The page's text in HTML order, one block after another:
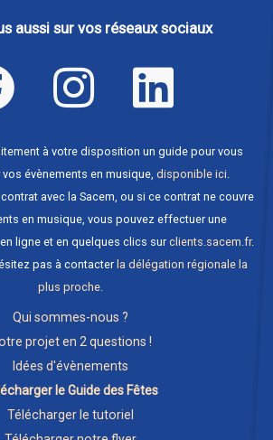
aussi sur vos réseaux sociaux
à votre disposition un guide pour vous
évènements en musique, disponible ici.
avec la Sacem, ou si ce contrat ne couvre
en musique, vous pouvez effectuer une
ligne et en quelques clics surclients.sacem.fr.
pas à contacter la délégation régionale la
plus proche.
Qui sommes-nous ?
projet en 2 questions !
Idées d'évènements
le Guide des Fêtes
Télécharger le tutoriel